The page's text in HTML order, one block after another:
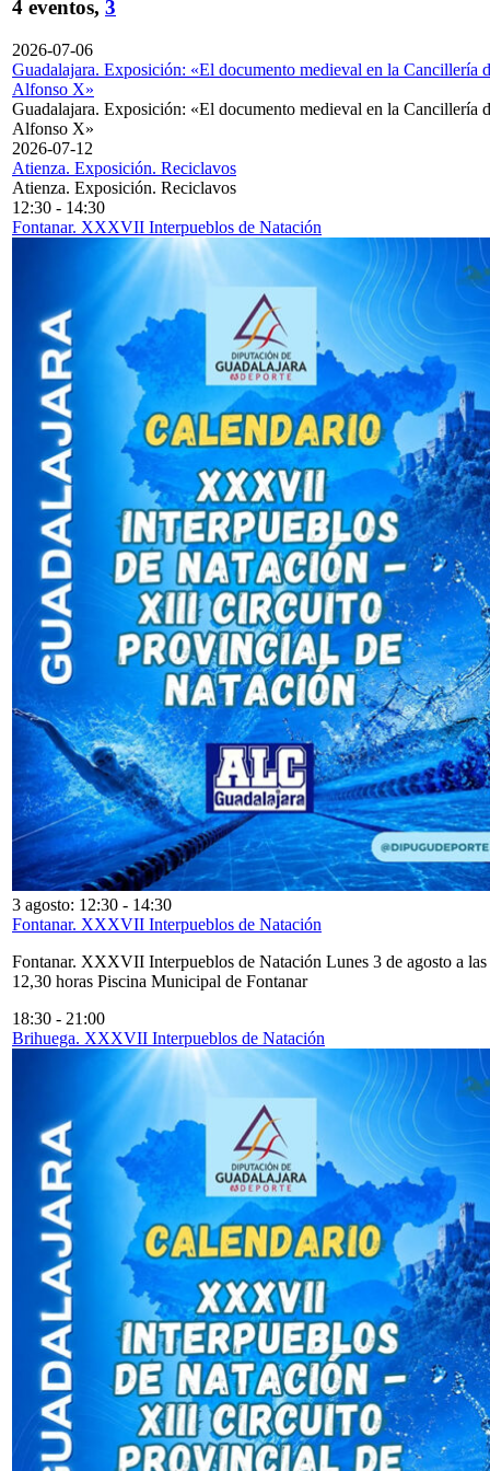
4 eventos, 3
2026-07-06
Guadalajara. Exposición: «El documento medieval en la Cancillería
Alfonso X»
Guadalajara. Exposición: «El documento medieval en la Cancillería
Alfonso X»
2026-07-12
Atienza. Exposición. Reciclavos
Atienza. Exposición. Reciclavos
12:30 - 14:30
Fontanar. XXXVII Interpueblos de Natación
3 agosto: 12:30 - 14:30
Fontanar. XXXVII Interpueblos de Natación
Fontanar. XXXVII Interpueblos de Natación Lunes 3 de agosto a las
12,30 horas Piscina Municipal de Fontanar
18:30 - 21:00
Brihuega. XXXVII Interpueblos de Natación